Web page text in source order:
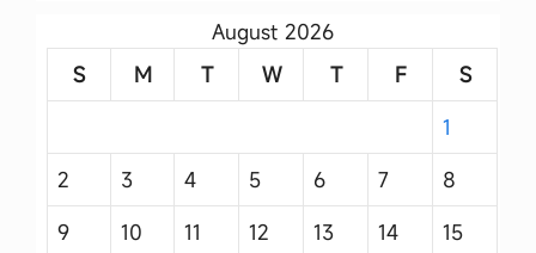
August 2026
S
M T W T F
S
1
2
3 4 5 6 7
8
9
10 11 12 13 14 15